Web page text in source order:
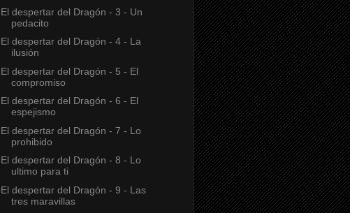
El despertar del Dragón - 3 - Un
pedacito
El despertar del Dragón - 4 - La
ilusión
El despertar del Dragón - 5 - El
compromiso
El despertar del Dragón - 6 - El
espejismo
El despertar del Dragón - 7 - Lo
prohibido
El despertar del Dragón - 8 - Lo
ultimo para ti
El despertar del Dragón - 9 - Las
tres maravillas